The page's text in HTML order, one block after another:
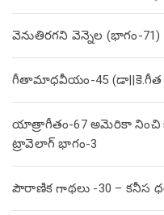
వెనుతిరగని వెన్నెల (భాగం-71)
గీతామాధవీయం-45
యాత్రాగీతం-67 అమెరికా నించి
ట్రావెలాగ్ భాగం-3
పౌరాణిక గాథలు -30 – కనీస